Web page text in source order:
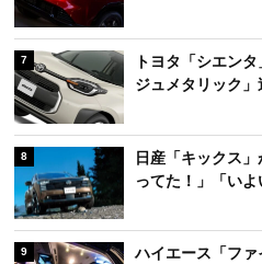
7
トヨタ「シエン
ジュメタリック
8
日産「キックス
ってた！」「い
9
ハイエース「フ